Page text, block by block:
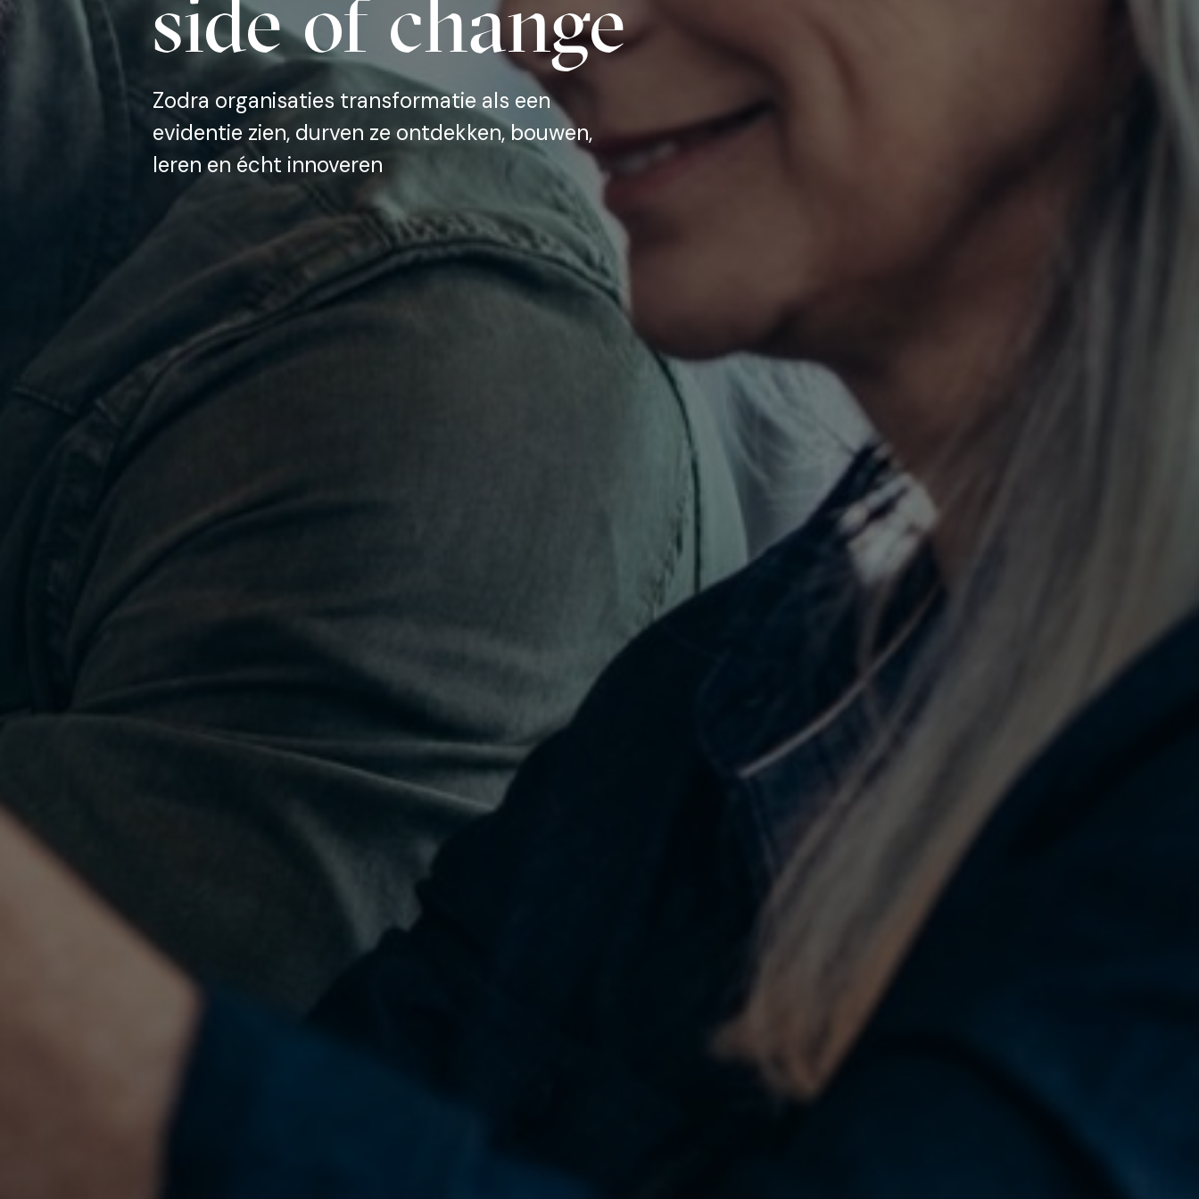
side of change
Zodra organisaties transformatie als een
evidentie zien, durven ze ontdekken, bouwen,
leren en écht innoveren